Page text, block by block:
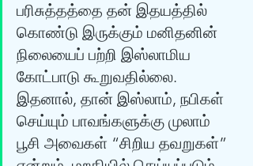
பரிசுத்தத்தை தன் இதயத்தில்
கொண்டு இருக்கும் மனிதனின்
நிலையைப் பற்றி இஸ்லாமிய
கோட்பாடு கூறுவதில்லை.
இதனால், தான் இஸ்லாம், நபிகள்
செய்யும் பாவங்களுக்கு முலாம்
பூசி அவைகள் “சிறிய தவறுகள்”